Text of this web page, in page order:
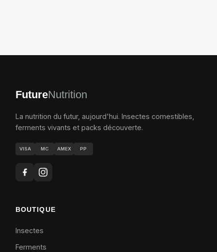
FutureNutrition
La nutrition du futur, aujourd'hui. Insectes comestibles,
ferments vivants et packs découverte.
VISA MC AMEX PP
BOUTIQUE
Insectes
Ferments